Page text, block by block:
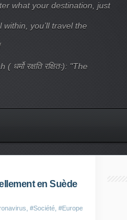
what your destination, just
you’ll travel the
रक्षति रक्षितः): "The
en Suède
#Société #Europe